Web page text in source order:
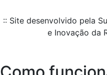
:: Site desenvolvido pela
e Inovação da